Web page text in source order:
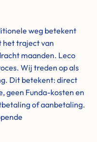
weg betekent
het traject van
maanden. Leco
Wij treden op als
Dit betekent: direct
geen Funda-kosten en
of aanbetaling.